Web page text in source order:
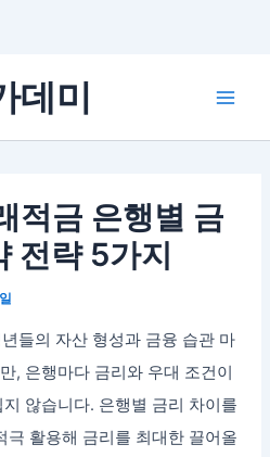
데미
적금 은행별 금
전략 5가지
들의 자산 형성과 금융 습관 마
, 은행마다 금리와 우대 조건이
않습니다. 은행별 금리 차이를
극 활용해 금리를 최대한 끌어올